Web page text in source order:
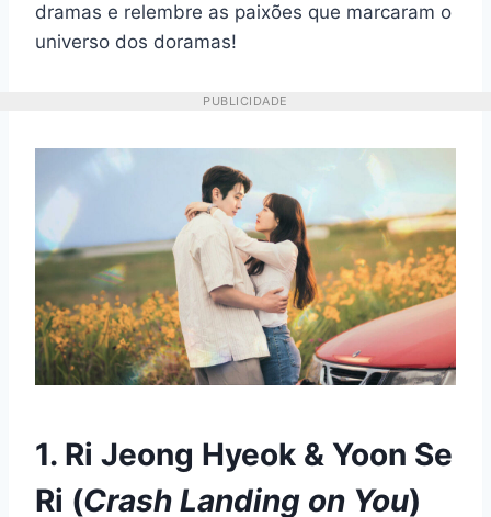
dramas e relembre as paixões que marcaram o
universo dos doramas!
PUBLICIDADE
1. Ri Jeong Hyeok & Yoon Se
Ri (Crash Landing on You)